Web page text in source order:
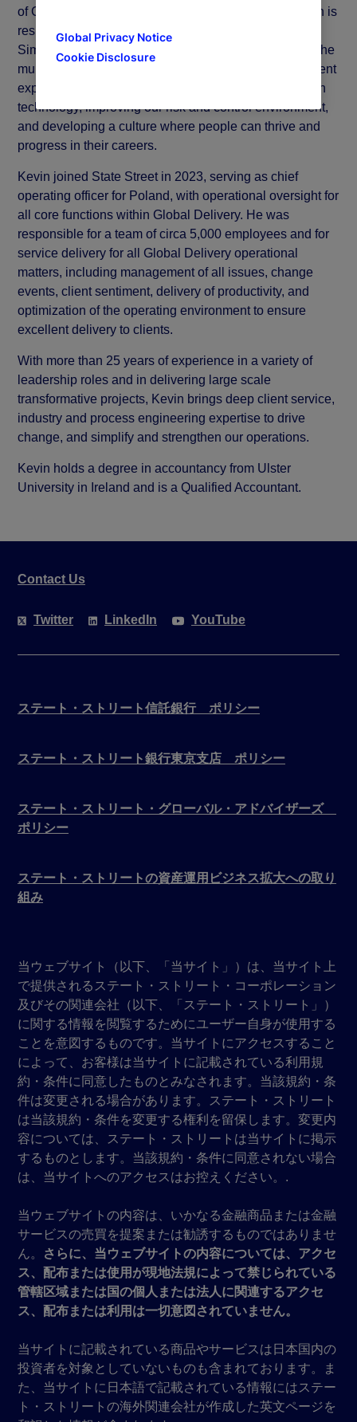
of Global Delivery Simplification for State Street. Kevin is
responsible for executing our Global Delivery
Simplification (GDS) program launched in 2023, with the
multi-faceted objective of delivering an exceptional client
experience, creating scale and driving productivity with
technology, improving our risk and control environment,
and developing a culture where people can thrive and
progress in their careers.
Kevin joined State Street in 2023, serving as chief
operating officer for Poland, with operational oversight for
all core functions within Global Delivery. He was
responsible for a team of circa 5,000 employees and for
service delivery for all Global Delivery operational
matters, including management of all issues, change
events, client sentiment, delivery of productivity, and
optimization of the operating environment to ensure
excellent delivery to clients.
With more than 25 years of experience in a variety of
leadership roles and in delivering large scale
transformative projects, Kevin brings deep client service,
industry and process engineering expertise to drive
change, and simplify and strengthen our operations.
Kevin holds a degree in accountancy from Ulster
University in Ireland and is a Qualified Accountant.
Contact Us
Twitter LinkedIn YouTube
ステート・ストリート信託銀行 ポリシー
ステート・ストリート銀行東京支店 ポリシー
ステート・ストリート・グローバル・アドバイザーズ
ポリシー
ステート・ストリートの資産運用ビジネス拡大への取り
組み
当ウェブサイト（以下、「当サイト」）は、当サイト上
で提供されるステート・ストリート・コーポレーション
及びその関連会社（以下、「ステート・ストリート」）
に関する情報を閲覧するためにユーザー自身が使用する
ことを意図するものです。当サイトにアクセスすること
によって、お客様は当サイトに記載されている利用規
約・条件に同意したものとみなされます。当該規約・条
件は変更される場合があります。ステート・ストリート
は当該規約・条件を変更する権利を留保します。変更内
容については、ステート・ストリートは当サイトに掲示
するものとします。当該規約・条件に同意されない場合
は、当サイトへのアクセスはお控えください。.
当ウェブサイトの内容は、いかなる金融商品または金融
サービスの売買を提案または勧誘するものではありませ
ん。
さらに、当ウェブサイトの内容については、アクセ
ス、配布または使用が現地法規によって禁じられている
管轄区域または国の個人または法人に関連するアクセ
ス、配布または利用は一切意図されていません。
当サイトに記載されている商品やサービスは日本国内の
投資者を対象としていないものも含まれております。ま
た、当サイトに日本語で記載されている情報にはステー
ト・ストリートの海外関連会社が作成した英文ページを
Global Privacy Notice
Cookie Disclosure